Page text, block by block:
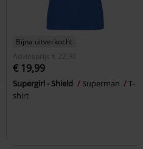
Bijna uitverkocht
Adviesprijs
€ 22,90
€ 19,99
Supergirl - Shield Superman
T-
shirt